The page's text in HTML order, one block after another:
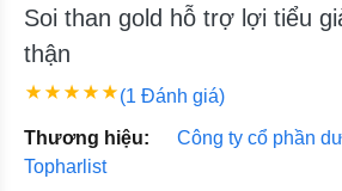
Soi than gold hỗ trợ lợi tiểu
thận
(1 Đánh giá)
Thương hiệu:
Công ty cổ phần
Topharlist